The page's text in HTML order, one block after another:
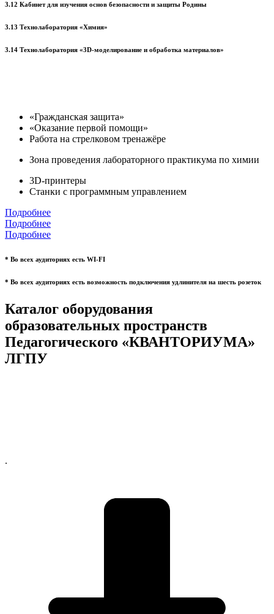
3.12 Кабинет для изучения основ безопасности и защиты Родины
3.13 Технолаборатория «Химия»
3.14 Технолаборатория «3D-моделирование и обработка материалов»
«Гражданская защита»
«Оказание первой помощи»
Работа на стрелковом тренажёре
Зона проведения лабораторного практикума по химии
3D-принтеры
Станки с программным управлением
Подробнее
Подробнее
Подробнее
* Во всех аудиториях есть WI-FI
* Во всех аудиториях есть возможность подключения удлинителя на шесть розеток
Каталог оборудования
образовательных пространств
Педагогического «КВАНТОРИУМА»
ЛГПУ
.